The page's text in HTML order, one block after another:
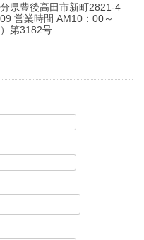
県豊後高田市新町2821-4
営業時間 AM10：00～
第3182号